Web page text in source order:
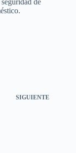
de
SIGUIENTE